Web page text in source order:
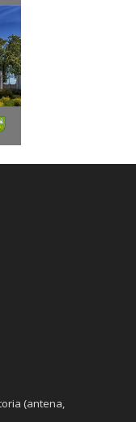
(antena,